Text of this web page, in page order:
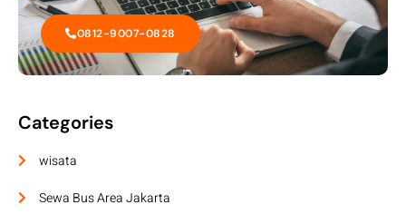
0812-9007-0828
Categories
wisata
Sewa Bus Area Jakarta